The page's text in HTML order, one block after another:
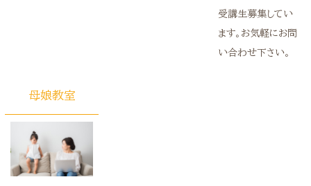
受講生募集してい
ます。お気軽にお問
い合わせ下さい。
母娘教室